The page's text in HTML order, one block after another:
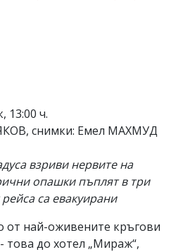
13:00 ч.
снимки: Емел МАХМУД
взриви нервите на
опашки пъплят в три
са евакуирани
от най-оживените кръгови
това до хотел „Мираж“,